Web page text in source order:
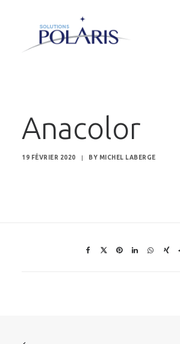
Anacolor
19 FÉVRIER 2020 | BY MICHEL LABERGE